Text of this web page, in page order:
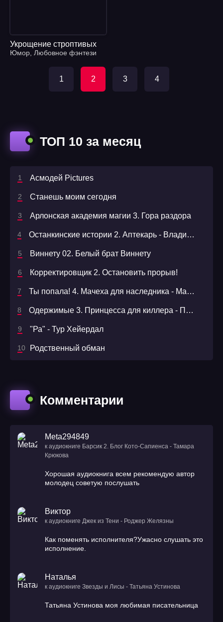
ТОП 10 за месяц
Асмодей Pictures
Станешь моим сегодня
Арлонская академия магии 3. Гора раздора
Останкинские истории 2. Аптекарь - Владимир Орлов
Виннету 02. Белый брат Виннету
Корректировщик 2. Остановить прорыв!
Ты попала! 4. Мачеха для наследника - Матильда Старр
Одержимые 3. Принцесса для киллера - Принцесса для киллера - Анна Гур
"Ра" - Тур Хейердал
Родственный обман
Комментарии
Meta294849
к аудиокниге Барсик 2. Блог Кото-Сапиенса - Тамара
Крюкова
Хорошая аудиокнига всем рекомендую автор
молодец советую послушать
Виктор
к аудиокниге Джек из Тени - Роджер Желязны
Как поменять исполнителя?Ужасно слушать это
исполнение.
Наталья
к аудиокниге Звезды и Лисы - Татьяна Устинова
Татьяна Устинова моя любимая писательница
Укрощение строптивых
Юмор Любовное фэнтези
1 2 3 4